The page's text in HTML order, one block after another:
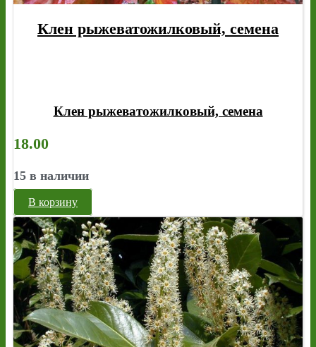
Клен рыжеватожилковый, семена
Клен рыжеватожилковый, семена
18.00
15 в наличии
В корзину